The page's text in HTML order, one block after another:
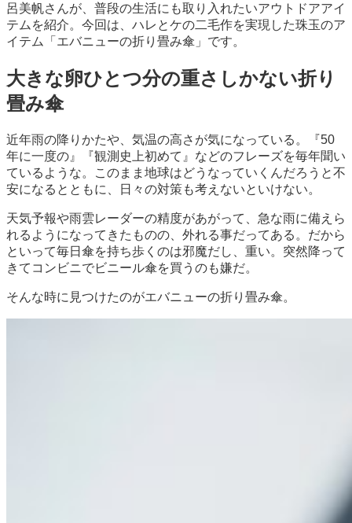
呂美帆さんが、普段の生活にも取り入れたいアウトドアアイ
テムを紹介。今回は、ハレとケの二毛作を実現した珠玉のア
イテム「エバニューの折り畳み傘」です。
大きな卵ひとつ分の重さしかない折り
畳み傘
近年雨の降りかたや、気温の高さが気になっている。『50
年に一度の』『観測史上初めて』などのフレーズを毎年聞い
ているような。このまま地球はどうなっていくんだろうと不
安になるとともに、日々の対策も考えないといけない。
天気予報や雨雲レーダーの精度があがって、急な雨に備えら
れるようになってきたものの、外れる事だってある。だから
といって毎日傘を持ち歩くのは邪魔だし、重い。突然降って
きてコンビニでビニール傘を買うのも嫌だ。
そんな時に見つけたのがエバニューの折り畳み傘。